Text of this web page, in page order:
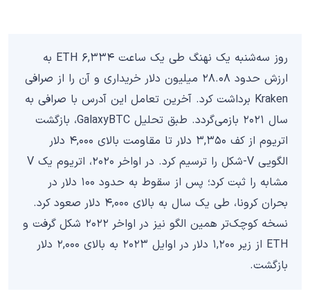
روز سه‌شنبه یک نهنگ طی یک ساعت ۶,۳۳۴ ETH به
ارزش حدود ۲۸.۰۸ میلیون دلار خریداری و آن را از صرافی
Kraken برداشت کرد. آخرین تعامل این آدرس با صرافی به
سال ۲۰۲۱ بازمی‌گردد. طبق تحلیل GalaxyBTC، بازگشت
اتریوم از کف‌ ۳,۳۵۰ دلار تا مقاومت بالای ۴,۰۰۰ دلار
الگویی V-شکل را ترسیم کرد. در اواخر ۲۰۲۰، اتریوم یک V
مشابه را ثبت کرد؛ پس از سقوط به حدود ۱۰۰ دلار در
بحران کرونا، طی یک سال به بالای ۴,۰۰۰ دلار صعود کرد.
نسخه کوچک‌تر همین الگو نیز در اواخر ۲۰۲۲ شکل گرفت و
ETH از زیر ۱,۲۰۰ دلار در اوایل ۲۰۲۳ به بالای ۲,۰۰۰ دلار
بازگشت.